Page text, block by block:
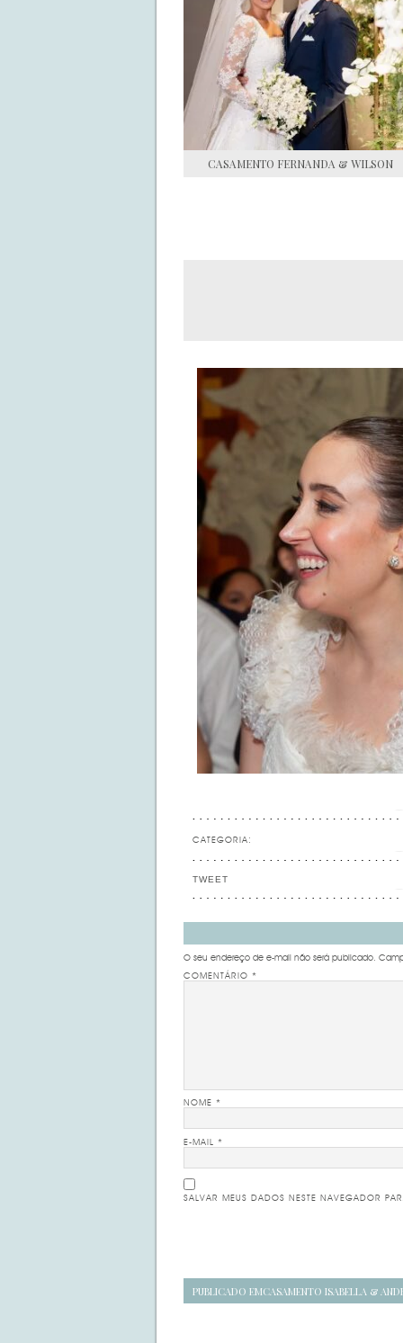
CASAMENTO FERNANDA & WILSON
CATEGORIA:
TWEET
O seu endereço de e-mail não será publicado.
COMENTÁRIO *
NOME *
E-MAIL *
SALVAR MEUS DADOS NESTE NAVEGADOR
Navegação
PUBLICADO EMCASAMENTO ISABELLA &